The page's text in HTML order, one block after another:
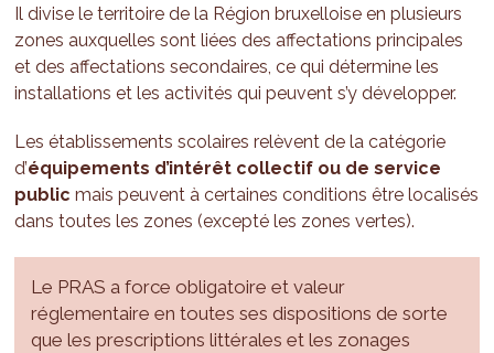
Il divise le territoire de la Région bruxelloise en plusieurs
zones auxquelles sont liées des affectations principales
et des affectations secondaires, ce qui détermine les
installations et les activités qui peuvent s’y développer.
Les établissements scolaires relèvent de la catégorie
d’équipements d’intérêt collectif ou de service
publicmais peuvent à certaines conditions être localisés
dans toutes les zones (excepté les zones vertes).
Le PRAS a force obligatoire et valeur
réglementaire en toutes ses dispositions de sorte
que les prescriptions littérales et les zonages